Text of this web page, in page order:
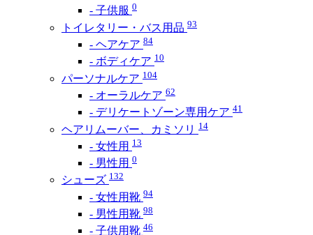
- 子供服 0
トイレタリー・バス用品 93
- ヘアケア 84
- ボディケア 10
パーソナルケア 104
- オーラルケア 62
- デリケートゾーン専用ケア 41
ヘアリムーバー、カミソリ 14
- 女性用 13
- 男性用 0
シューズ 132
- 女性用靴 94
- 男性用靴 98
- 子供用靴 46